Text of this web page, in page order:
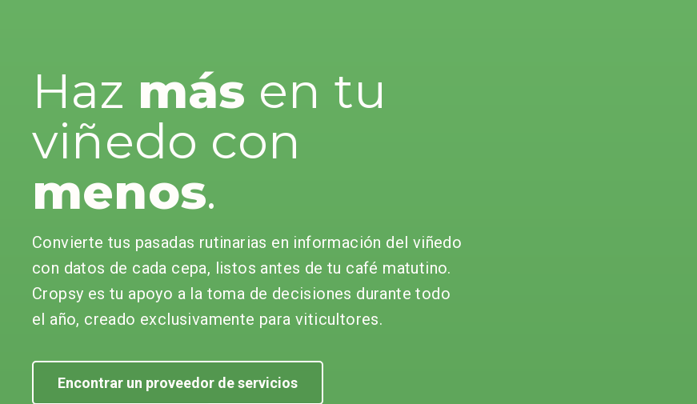
Haz más en tu
viñedo con
menos.
Convierte tus pasadas rutinarias en información del viñedo
con datos de cada cepa, listos antes de tu café matutino.
Cropsy es tu apoyo a la toma de decisiones durante todo
el año, creado exclusivamente para viticultores.
Encontrar un proveedor de servicios